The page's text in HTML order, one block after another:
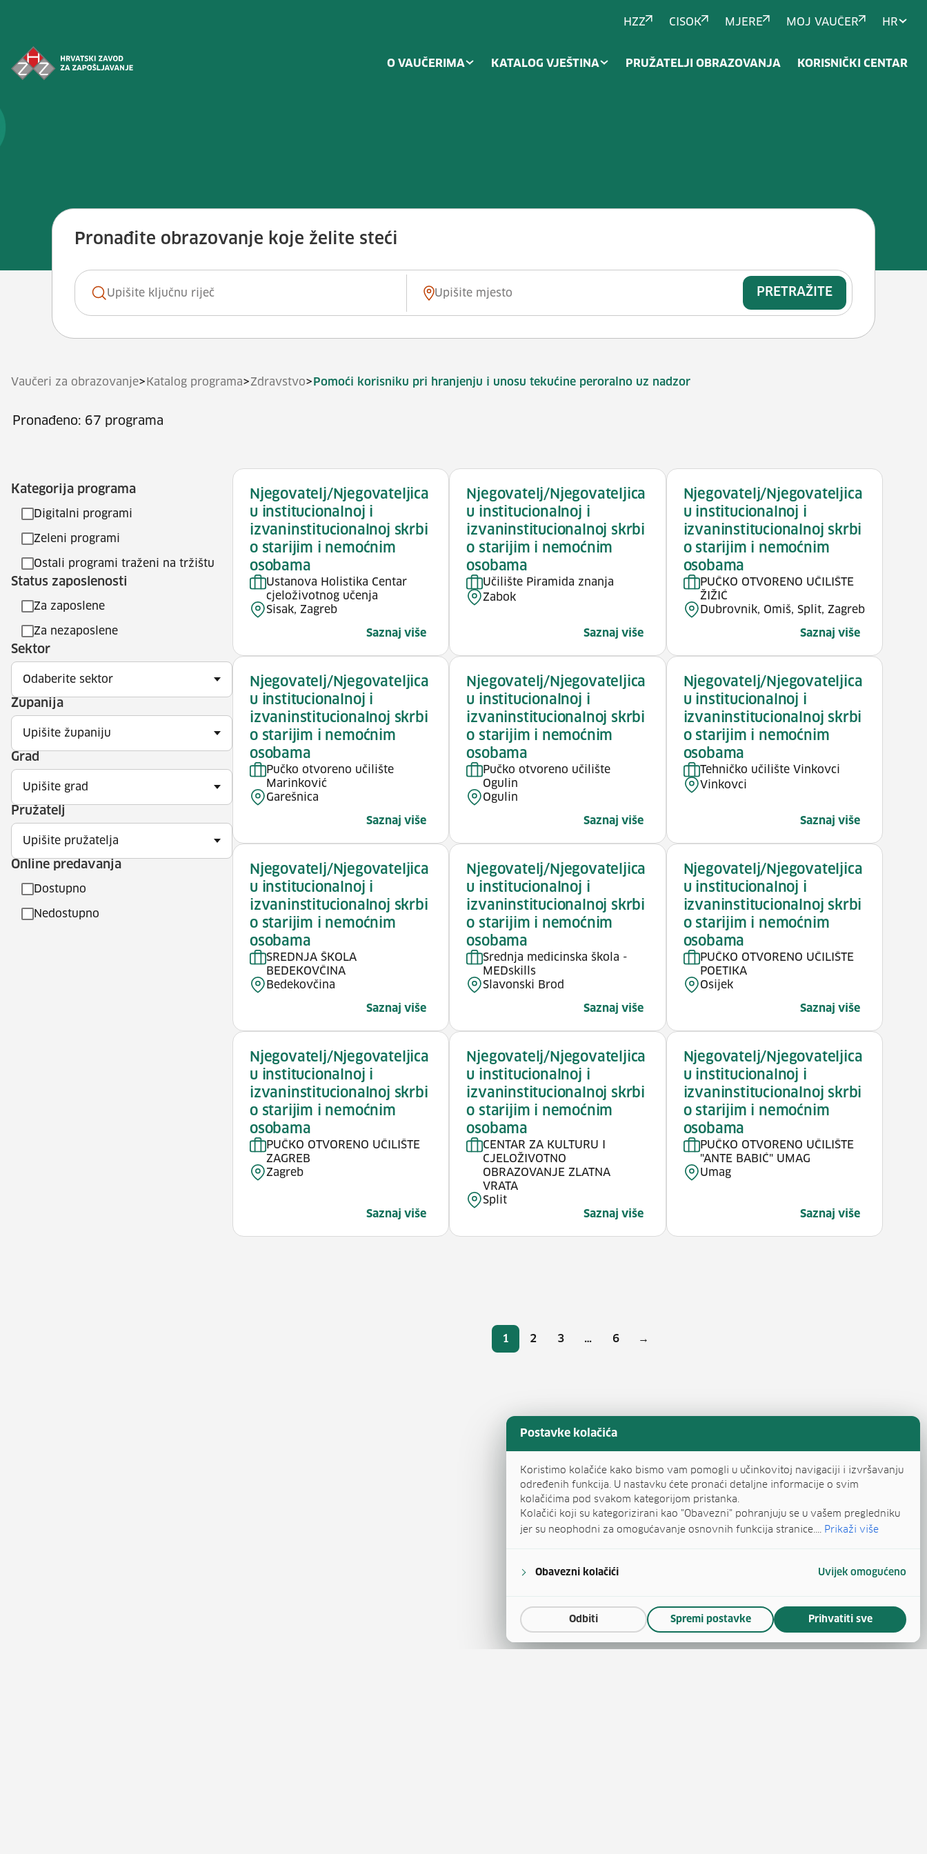
Postavke kolačića
Koristimo kolačiće kako bismo vam pomogli u učinkovitoj navigaciji i izvršavanju
određenih funkcija. U nastavku ćete pronaći detaljne informacije o svim
kolačićima pod svakom kategorijom pristanka.
Kolačići koji su kategorizirani kao "Obavezni" pohranjuju se u vašem pregledniku
jer su neophodni za omogućavanje osnovnih funkcija stranice.... Prikaži više
Obavezni kolačići Uvijek omogućeno
Odbiti Spremi postavke Prihvatiti sve
HZZ CISOK MJERE MOJ VAUČER HR
O VAUČERIMA KATALOG VJEŠTINA PRUŽATELJI OBRAZOVANJA KORISNIČKI CENTAR
Vještina: <span>Pomoći korisniku pri hranjenju i unosu tekućine peroralno uz nadzor</span>
Pronađite obrazovanje koje želite steći
Ključna riječ Mjesto
PRETRAŽITE
Vaučeri za obrazovanje> Katalog programa>Zdravstvo> Pomoći korisniku pri hranjenju i unosu tekućine peroralno uz nadzor
Pronađeno: 67 programa
Kategorija programa
Digitalni programi
Zeleni programi
Ostali programi traženi na tržištu
Status zaposlenosti
Za zaposlene
Za nezaposlene
Sektor
Odaberite sektor
Županija
Upišite županiju
Grad
Upišite grad
Pružatelj
Upišite pružatelja
Online predavanja
Dostupno
Nedostupno
Njegovatelj/Njegovateljica
u institucionalnoj i
izvaninstitucionalnoj skrbi
o starijim i nemoćnim
osobama
Ustanova Holistika Centar
cjeloživotnog učenja
Sisak, Zagreb
Saznaj više
Njegovatelj/Njegovateljica
u institucionalnoj i
izvaninstitucionalnoj skrbi
o starijim i nemoćnim
osobama
Učilište Piramida znanja
Zabok
Saznaj više
Njegovatelj/Njegovateljica
u institucionalnoj i
izvaninstitucionalnoj skrbi
o starijim i nemoćnim
osobama
PUČKO OTVORENO UČILIŠTE
ŽIŽIĆ
Dubrovnik, Omiš, Split, Zagreb
Saznaj više
Njegovatelj/Njegovateljica
u institucionalnoj i
izvaninstitucionalnoj skrbi
o starijim i nemoćnim
osobama
Pučko otvoreno učilište
Marinković
Garešnica
Saznaj više
Njegovatelj/Njegovateljica
u institucionalnoj i
izvaninstitucionalnoj skrbi
o starijim i nemoćnim
osobama
Pučko otvoreno učilište
Ogulin
Ogulin
Saznaj više
Njegovatelj/Njegovateljica
u institucionalnoj i
izvaninstitucionalnoj skrbi
o starijim i nemoćnim
osobama
Tehničko učilište Vinkovci
Vinkovci
Saznaj više
Njegovatelj/Njegovateljica
u institucionalnoj i
izvaninstitucionalnoj skrbi
o starijim i nemoćnim
osobama
SREDNJA ŠKOLA
BEDEKOVČINA
Bedekovčina
Saznaj više
Njegovatelj/Njegovateljica
u institucionalnoj i
izvaninstitucionalnoj skrbi
o starijim i nemoćnim
osobama
Srednja medicinska škola -
MEDskills
Slavonski Brod
Saznaj više
Njegovatelj/Njegovateljica
u institucionalnoj i
izvaninstitucionalnoj skrbi
o starijim i nemoćnim
osobama
PUČKO OTVORENO UČILIŠTE
POETIKA
Osijek
Saznaj više
Njegovatelj/Njegovateljica
u institucionalnoj i
izvaninstitucionalnoj skrbi
o starijim i nemoćnim
osobama
PUČKO OTVORENO UČILIŠTE
ZAGREB
Zagreb
Saznaj više
Njegovatelj/Njegovateljica
u institucionalnoj i
izvaninstitucionalnoj skrbi
o starijim i nemoćnim
osobama
CENTAR ZA KULTURU I
CJELOŽIVOTNO
OBRAZOVANJE ZLATNA
VRATA
Split
Saznaj više
Njegovatelj/Njegovateljica
u institucionalnoj i
izvaninstitucionalnoj skrbi
o starijim i nemoćnim
osobama
PUČKO OTVORENO UČILIŠTE
"ANTE BABIĆ" UMAG
Umag
Saznaj više
Brojevi stranica objava
Stranica
1 Stranica
2 Stranica
3 … Stranica
6 →